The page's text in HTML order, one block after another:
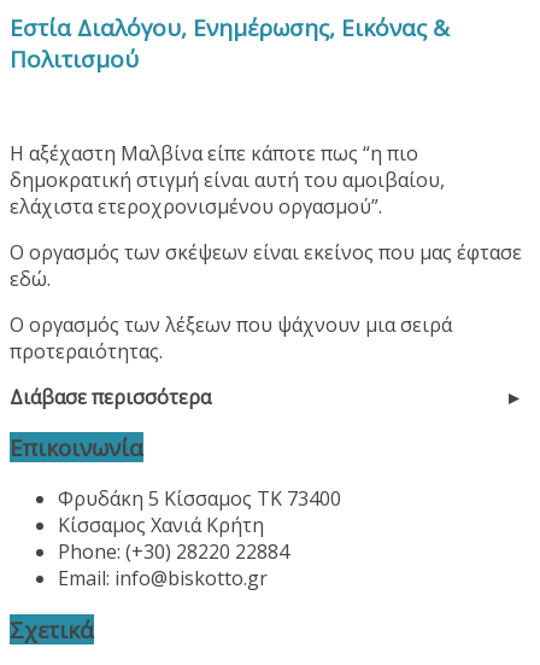
Εστία Διαλόγου, Ενημέρωσης, Εικόνας &
Πολιτισμού
Η αξέχαστη Μαλβίνα είπε κάποτε πως “η πιο
δημοκρατική στιγμή είναι αυτή του αμοιβαίου,
ελάχιστα ετεροχρονισμένου οργασμού”.
Ο οργασμός των σκέψεων είναι εκείνος που μας έφτασε
εδώ.
Ο οργασμός των λέξεων που ψάχνουν μια σειρά
προτεραιότητας.
Διάβασε περισσότερα
Επικοινωνία
Φρυδάκη 5 Κίσσαμος ΤΚ 73400
Κίσσαμος Χανιά Κρήτη
Phone: (+30) 28220 22884
Email: info@biskotto.gr
Σχετικά